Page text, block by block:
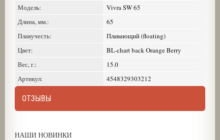
Модель:
Vivra SW 65
Длина, мм.:
65
Плавучесть:
Плавающий (floating)
Цвет:
BL-chart back Orange Berry
Вес, г.:
15.0
Артикул:
4548329303212
ОТЗЫВЫ
НАШИ НОВИНКИ